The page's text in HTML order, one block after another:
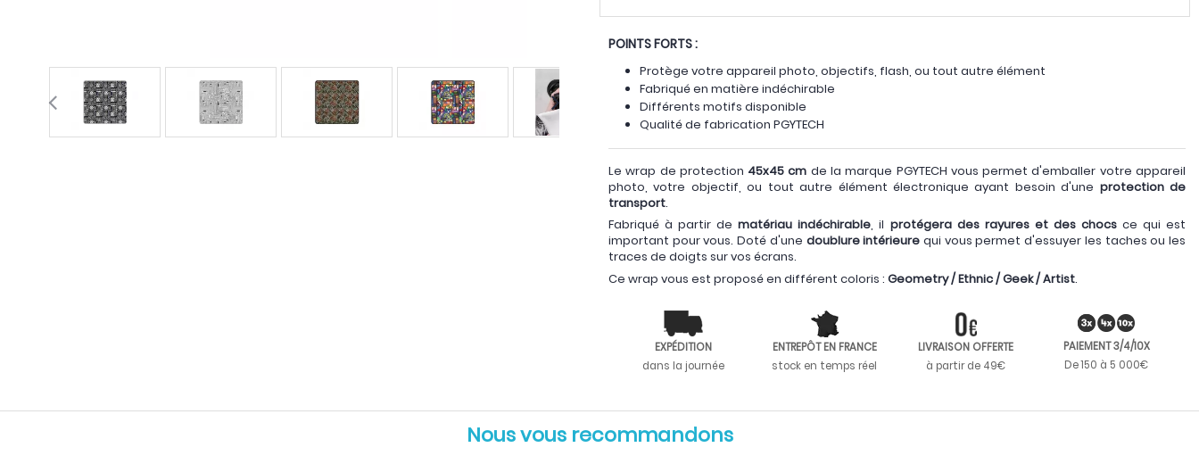
POINTS FORTS :
Protège votre appareil photo, objectifs, flash, ou tout autre élément
Fabriqué en matière indéchirable
Différents motifs disponible
Qualité de fabrication PGYTECH
Le wrap de protection 45x45 cm de la marque PGYTECH vous permet d'emballer votre appareil
photo, votre objectif, ou tout autre élément électronique ayant besoin d'une protection de
transport.
Fabriqué à partir dematériau indéchirable, il protégera des rayures et des chocsce qui est
important pour vous. Doté d'une doublure intérieure qui vous permet d'essuyer les taches ou les
traces de doigts sur vos écrans.
Ce wrap vous est proposé en différent coloris : Geometry / Ethnic / Geek / Artist.
EXPÉDITION
dans la journée
ENTREPÔT EN FRANCE
stock en temps réel
LIVRAISON OFFERTE
à partir de 49€
PAIEMENT 3/4/10X
De 150 à 5 000€
Nous vous recommandons